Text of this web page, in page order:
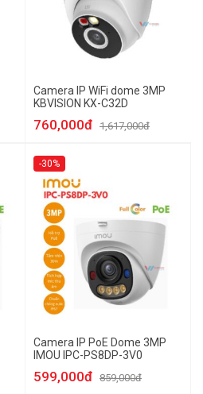
Camera IP WiFi dome 3MP
KBVISION KX-C32D
760,000đ 1,617,000đ
-30%
Camera IP PoE Dome 3MP
IMOU IPC-PS8DP-3V0
599,000đ 859,000đ